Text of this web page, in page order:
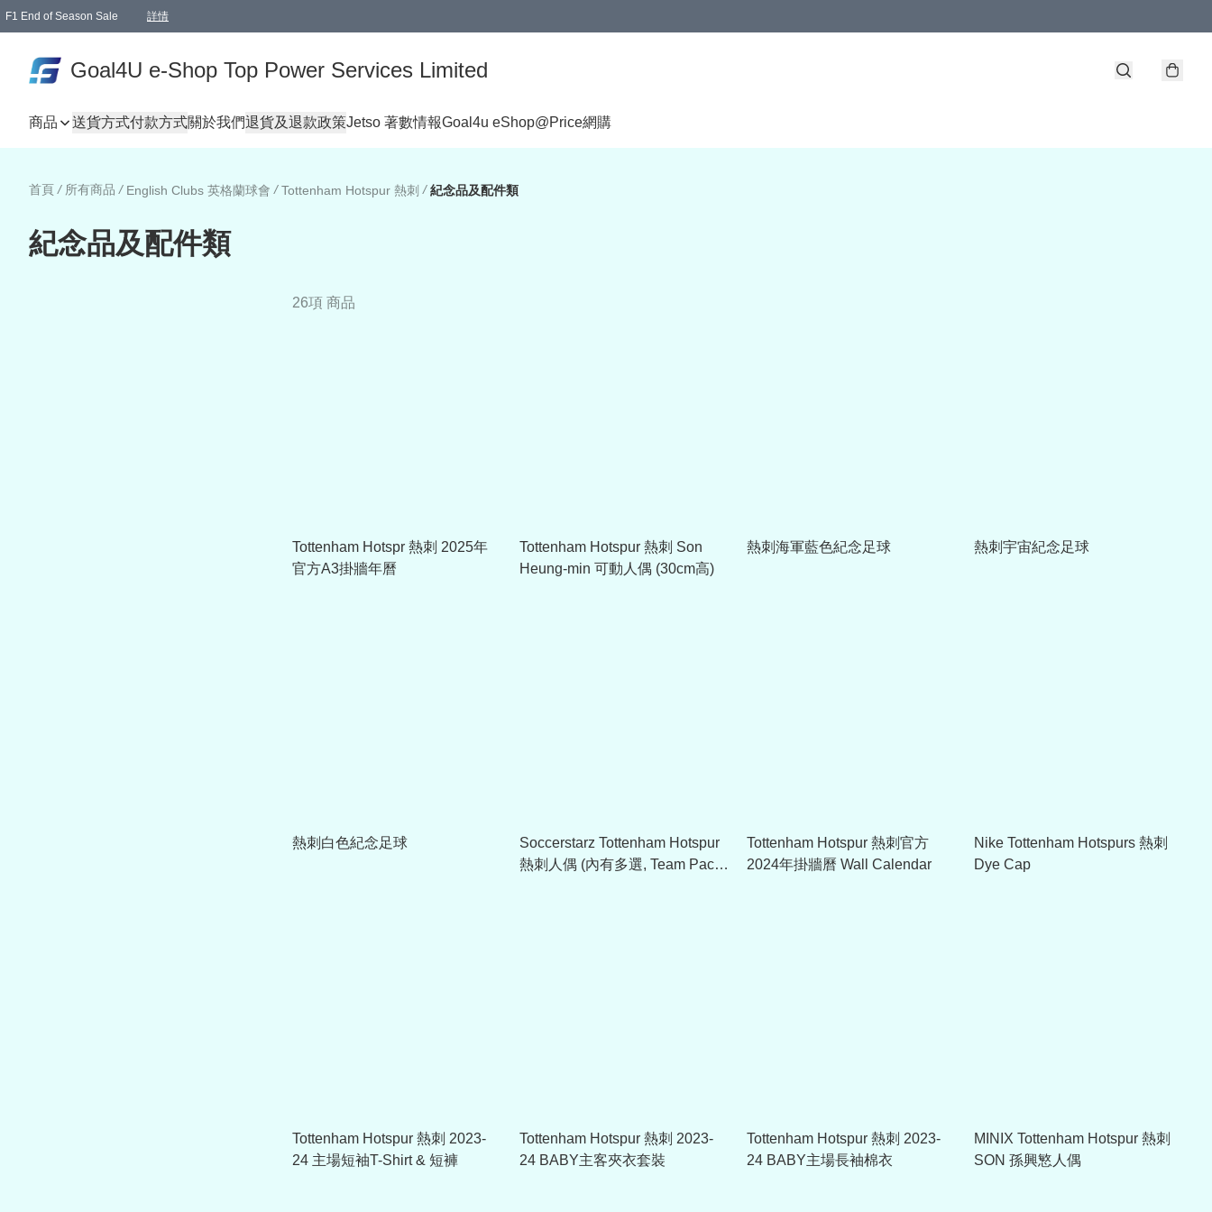
F1 End of Season Sale 詳情
Goal4U e-Shop Top Power Services Limited
商品 送貨方式付款方式關於我們退貨及退款政策Jetso 著數情報Goal4u eShop@Price網購
首頁 / 所有商品 / English Clubs 英格蘭球會 / Tottenham Hotspur 熱刺 / 紀念品及配件類
紀念品及配件類
26項 商品
Tottenham Hotspr 熱刺 2025年
官方A3掛牆年曆
Tottenham Hotspur 熱刺 Son
Heung-min 可動人偶 (30cm高)
熱刺海軍藍色紀念足球 熱刺宇宙紀念足球
熱刺白色紀念足球
Soccerstarz Tottenham Hotspur
熱刺人偶 (內有多選, Team Pack
Tottenham Hotspur 熱刺官方
2024年掛牆曆 Wall Calendar
Nike Tottenham Hotspurs 熱刺
Dye Cap
Tottenham Hotspur 熱刺 2023-
24 主場短袖T-Shirt & 短褲
Tottenham Hotspur 熱刺 2023-
24 BABY主客夾衣套裝
Tottenham Hotspur 熱刺 2023-
24 BABY主場長袖棉衣
MINIX Tottenham Hotspur 熱刺
SON 孫興慜人偶